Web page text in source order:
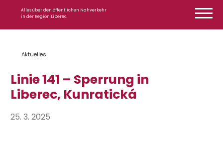
Alles über den öffentlichen Nahverkehr
in der Region Liberec
Aktuelles
Linie 141 – Sperrung in
Liberec, Kunratická
25. 3. 2025